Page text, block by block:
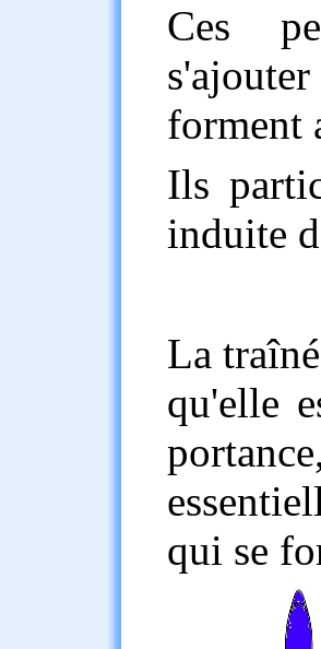
Ces
forment
Ils
induite
La
qu'elle
qui se